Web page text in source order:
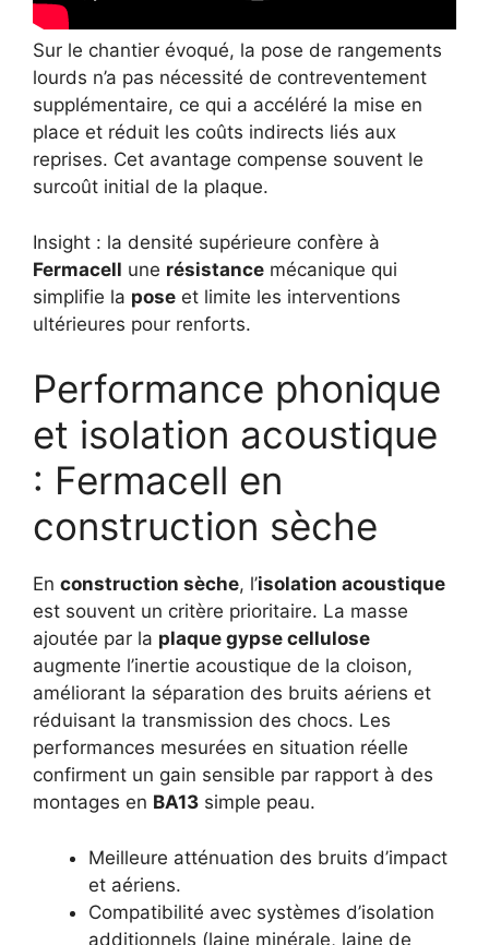
Sur le chantier évoqué, la pose de rangements
lourds n’a pas nécessité de contreventement
supplémentaire, ce qui a accéléré la mise en
place et réduit les coûts indirects liés aux
reprises. Cet avantage compense souvent le
surcoût initial de la plaque.
Insight : la densité supérieure confère à
Fermacell une résistance mécanique qui
simplifie la pose et limite les interventions
ultérieures pour renforts.
Performance phonique
et isolation acoustique
: Fermacell en
construction sèche
En construction sèche, l’isolation acoustique
est souvent un critère prioritaire. La masse
ajoutée par la plaque gypse cellulose
augmente l’inertie acoustique de la cloison,
améliorant la séparation des bruits aériens et
réduisant la transmission des chocs. Les
performances mesurées en situation réelle
confirment un gain sensible par rapport à des
montages en BA13 simple peau.
Meilleure atténuation des bruits d’impact
et aériens.
Compatibilité avec systèmes d’isolation
additionnels (laine minérale, laine de